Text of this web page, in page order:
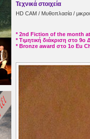
Τεχνικά στοιχεία
HD CAM / Μυθοπλασία /
* 2nd Fiction of the month
* Τιμητική διάκριση στο 9ο
* Bronze award στο 1ο Eu